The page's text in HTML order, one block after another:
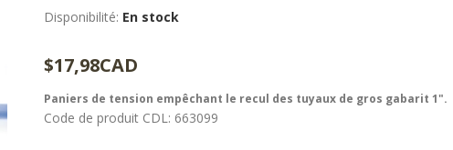
Disponibilité: En stock
$17,98CAD
Paniers de tension empêchant le recul des tuyaux de gros gabarit 1".
Code de produit CDL: 663099